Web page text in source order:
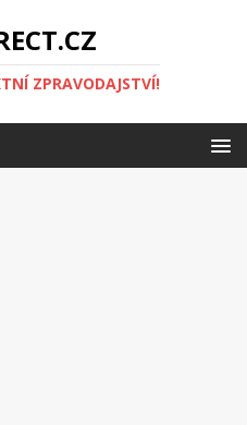
ZPRAVODAJSTVÍ!